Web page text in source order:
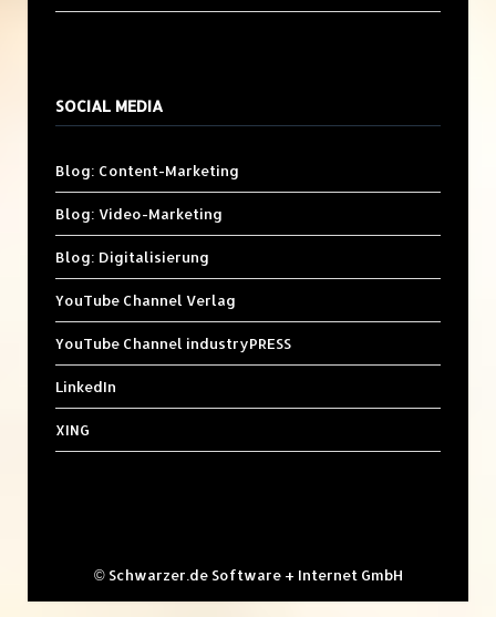
SOCIAL MEDIA
Blog: Content-Marketing
Blog: Video-Marketing
Blog: Digitalisierung
YouTube Channel Verlag
YouTube Channel industryPRESS
LinkedIn
XING
© Schwarzer.de Software + Internet GmbH